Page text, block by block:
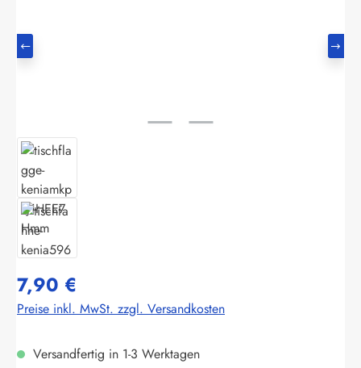
7,90 €
Preise inkl. MwSt. zzgl. Versandkosten
Versandfertig in 1-3 Werktagen